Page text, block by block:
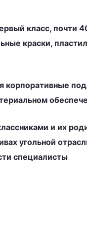
класс, почти
краски,
корпоративные
и их
угольной
специалисты